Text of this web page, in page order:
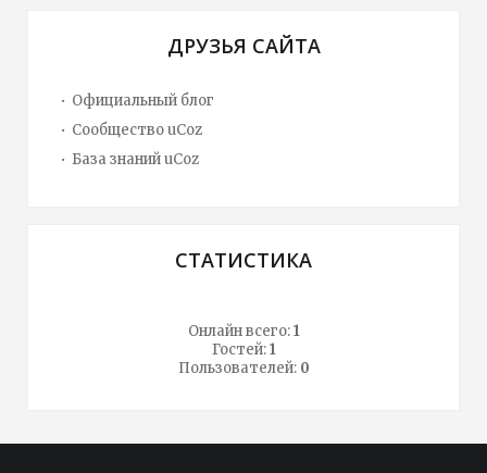
ДРУЗЬЯ САЙТА
Официальный блог
Сообщество uCoz
База знаний uCoz
СТАТИСТИКА
Онлайн всего:1
Гостей:1
Пользователей: 0